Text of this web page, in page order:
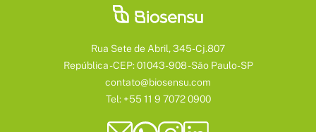
Rua Sete de Abril, 345-Cj.807
República - CEP: 01043-908 - São Paulo-SP
contato@biosensu.com
Tel: +55 11 9 7072 0900